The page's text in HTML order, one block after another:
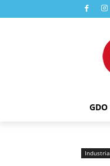
GDO
Industria